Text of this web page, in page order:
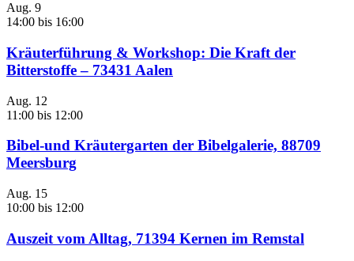
Aug. 9
14:00 bis 16:00
Kräuterführung & Workshop: Die Kraft der
Bitterstoffe – 73431 Aalen
Aug. 12
11:00 bis 12:00
Bibel-und Kräutergarten der Bibelgalerie, 88709
Meersburg
Aug. 15
10:00 bis 12:00
Auszeit vom Alltag, 71394 Kernen im Remstal